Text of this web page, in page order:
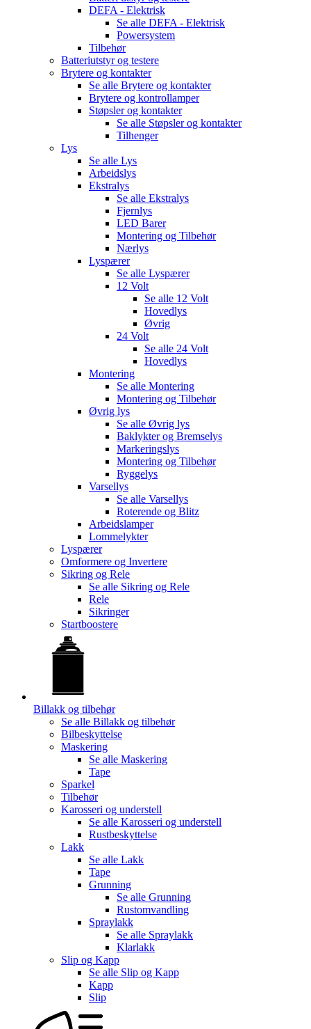
DEFA - Elektrisk
Se alle DEFA - Elektrisk
Powersystem
Tilbehør
Batteriutstyr og testere
Brytere og kontakter
Se alle Brytere og kontakter
Brytere og kontrollamper
Støpsler og kontakter
Se alle Støpsler og kontakter
Tilhenger
Lys
Se alle Lys
Arbeidslys
Ekstralys
Se alle Ekstralys
Fjernlys
LED Barer
Montering og Tilbehør
Nærlys
Lyspærer
Se alle Lyspærer
12 Volt
Se alle 12 Volt
Hovedlys
Øvrig
24 Volt
Se alle 24 Volt
Hovedlys
Montering
Se alle Montering
Montering og Tilbehør
Øvrig lys
Se alle Øvrig lys
Baklykter og Bremselys
Markeringslys
Montering og Tilbehør
Ryggelys
Varsellys
Se alle Varsellys
Roterende og Blitz
Arbeidslamper
Lommelykter
Lyspærer
Omformere og Invertere
Sikring og Rele
Se alle Sikring og Rele
Rele
Sikringer
Startboostere
Billakk og tilbehør
Se alle Billakk og tilbehør
Bilbeskyttelse
Maskering
Se alle Maskering
Tape
Sparkel
Tilbehør
Karosseri og understell
Se alle Karosseri og understell
Rustbeskyttelse
Lakk
Se alle Lakk
Tape
Grunning
Se alle Grunning
Rustomvandling
Spraylakk
Se alle Spraylakk
Klarlakk
Slip og Kapp
Se alle Slip og Kapp
Kapp
Slip